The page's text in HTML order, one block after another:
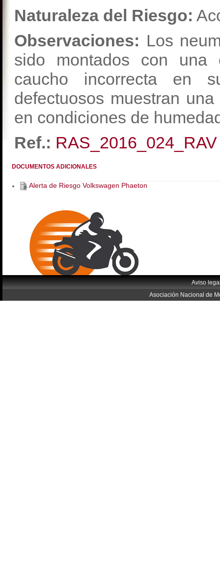
Naturaleza del Riesgo:
Observaciones: Los
sido montados con una
caucho incorrecta en
defectuosos muestran
en condiciones de
Ref.: RAS_2016_024_RAV
DOCUMENTOS ADICIONALES
Alerta de Riesgo Volkswagen Phaeton
Aviso
Asociación Nacional de